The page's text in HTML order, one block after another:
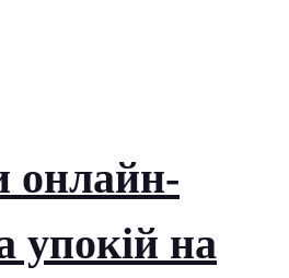
онлайн-
упокій на